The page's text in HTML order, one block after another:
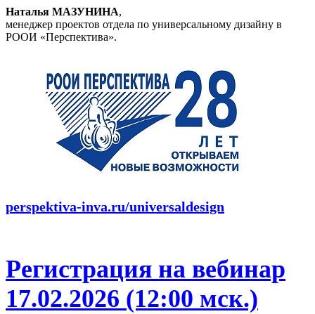
Наталья МАЗУНИНА,
менеджер проектов отдела по универсальному дизайну в
РООИ «Перспектива».
perspektiva-inva.ru/universaldesign
Регистрация на вебинар
17.02.2026 (12:00 мск.)